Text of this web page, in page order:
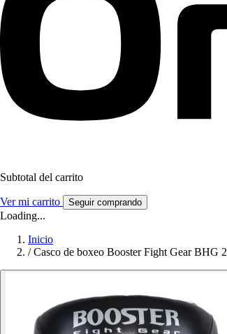
Subtotal del carrito
Ver mi carrito Seguir comprando
Loading...
Inicio
/ Casco de boxeo Booster Fight Gear BHG 2